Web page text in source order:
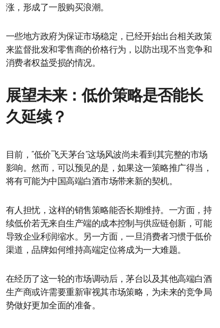
涨，形成了一股购买浪潮。
一些地方政府为保证市场稳定，已经开始出台相关政策
来监督批发和零售商的价格行为，以防出现不当竞争和
消费者权益受损的情况。
展望未来：低价策略是否能长
久延续？
目前，“低价飞天茅台”这场风波尚未看到其完整的市场
影响。然而，可以预见的是，如果这一策略推广得当，
将有可能为中国高端白酒市场带来新的契机。
有人担忧，这样的销售策略能否长期维持。一方面，持
续低价若无来自生产端的成本控制与供应链创新，可能
导致企业利润缩水。另一方面，一旦消费者习惯于低价
渠道，品牌如何维持高端定位将成为一大难题。
在经历了这一轮的市场调动后，茅台以及其他高端白酒
生产商或许需要重新审视其市场策略，为未来的竞争局
势做好更加全面的准备。